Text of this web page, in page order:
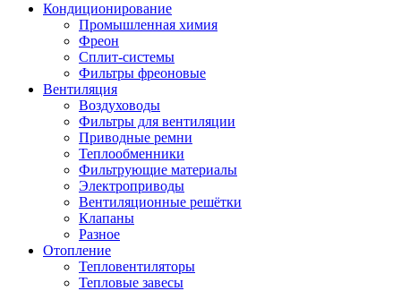
Кондиционирование
Промышленная химия
Фреон
Сплит-системы
Фильтры фреоновые
Вентиляция
Воздуховоды
Фильтры для вентиляции
Приводные ремни
Теплообменники
Фильтрующие материалы
Электроприводы
Вентиляционные решётки
Клапаны
Разное
Отопление
Тепловентиляторы
Тепловые завесы